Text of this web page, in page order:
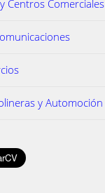
Centros Comerciales
y Automoción